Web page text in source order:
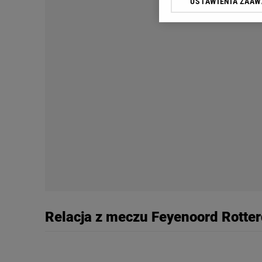
Relacja z meczu Feyenoord
Klikając „Akceptuję”